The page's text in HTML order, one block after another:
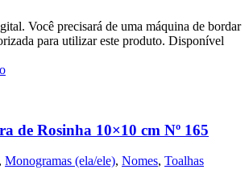
Você precisará de uma máquina de bordar
para utilizar este produto. Disponível
de Rosinha 10×10 cm Nº 165
, Monogramas (ela/ele), Nomes, Toalhas